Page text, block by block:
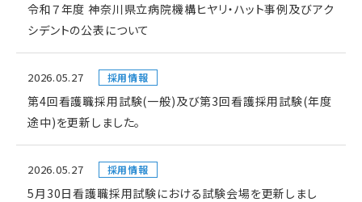
令和７年度 神奈川県立病院機構ヒヤリ・ハット事例及びアク
シデントの公表について
2026.05.27 採用情報
第4回看護職採用試験(一般)及び第3回看護採用試験(年度
途中)を更新しました。
2026.05.27 採用情報
5月30日看護職採用試験における試験会場を更新しまし